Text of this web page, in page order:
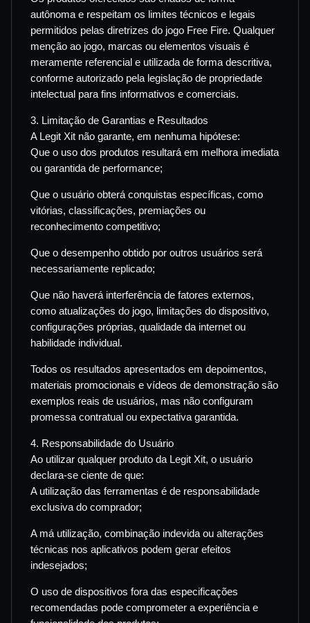
autônoma e respeitam os limites técnicos e legais
permitidos pelas diretrizes do jogo Free Fire. Qualquer
menção ao jogo, marcas ou elementos visuais é
meramente referencial e utilizada de forma descritiva,
conforme autorizado pela legislação de propriedade
intelectual para fins informativos e comerciais.
3. Limitação de Garantias e Resultados
A Legit Xit não garante, em nenhuma hipótese:
Que o uso dos produtos resultará em melhora imediata
ou garantida de performance;
Que o usuário obterá conquistas específicas, como
vitórias, classificações, premiações ou
reconhecimento competitivo;
Que o desempenho obtido por outros usuários será
necessariamente replicado;
Que não haverá interferência de fatores externos,
como atualizações do jogo, limitações do dispositivo,
configurações próprias, qualidade da internet ou
habilidade individual.
Todos os resultados apresentados em depoimentos,
materiais promocionais e vídeos de demonstração são
exemplos reais de usuários, mas não configuram
promessa contratual ou expectativa garantida.
4. Responsabilidade do Usuário
Ao utilizar qualquer produto da Legit Xit, o usuário
declara-se ciente de que:
A utilização das ferramentas é de responsabilidade
exclusiva do comprador;
A má utilização, combinação indevida ou alterações
técnicas nos aplicativos podem gerar efeitos
indesejados;
O uso de dispositivos fora das especificações
recomendadas pode comprometer a experiência e